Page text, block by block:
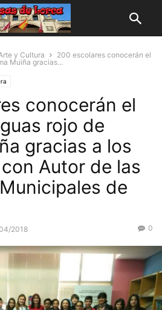
y Cultura
200 escolares conocerán el
Muiña gracias...
conocerán el
rojo de
gracias a los
Autor de las
de
2018 0